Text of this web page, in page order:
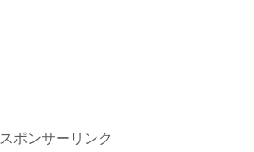
スポンサーリンク